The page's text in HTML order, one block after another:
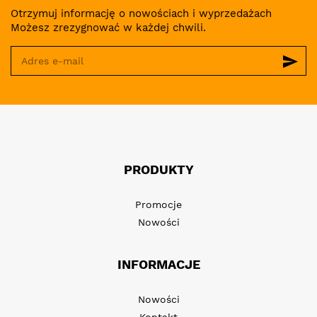
Otrzymuj informację o nowościach i wyprzedażach
Możesz zrezygnować w każdej chwili.
send
PRODUKTY
Promocje
Nowości
INFORMACJE
Nowości